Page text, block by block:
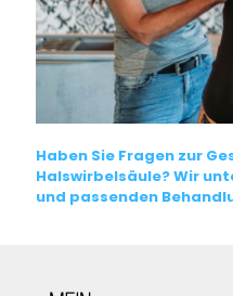
Haben Sie Fragen zur
Halswirbelsäule? Wir
und passenden